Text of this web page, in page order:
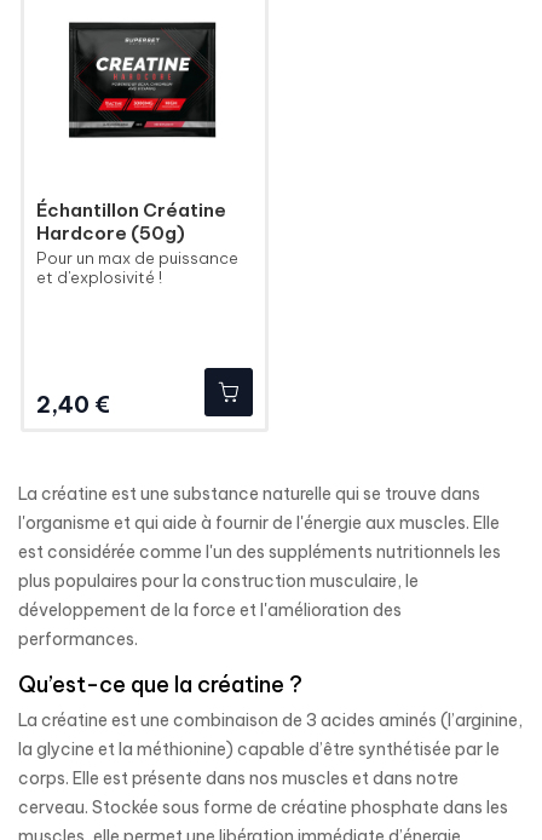
Échantillon Créatine
Hardcore (50g)
Pour un max de puissance
et d'explosivité !
2,40 €
La créatine est une substance naturelle qui se trouve dans
l'organisme et qui aide à fournir de l'énergie aux muscles. Elle
est considérée comme l'un des suppléments nutritionnels les
plus populaires pour la construction musculaire, le
développement de la force et l'amélioration des
performances.
Qu’est-ce que la créatine ?
La créatine est une combinaison de 3 acides aminés (l’arginine,
la glycine et la méthionine) capable d’être synthétisée par le
corps. Elle est présente dans nos muscles et dans notre
cerveau. Stockée sous forme de créatine phosphate dans les